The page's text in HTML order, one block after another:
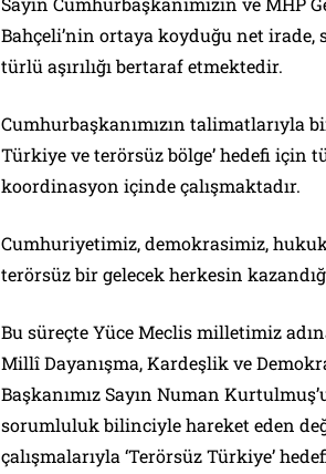
Bahçeli’nin ortaya koyduğu net irade,
türlü aşırılığı bertaraf etmektedir.
Cumhurbaşkanımızın talimatlarıyla
Türkiye ve terörsüz bölge’ hedefi için
koordinasyon içinde çalışmaktadır.
Cumhuriyetimiz, demokrasimiz,
terörsüz bir gelecek herkesin
Bu süreçte Yüce Meclis milletimiz
Millî Dayanışma, Kardeşlik ve
Başkanımız Sayın Numan
sorumluluk bilinciyle hareket eden
çalışmalarıyla ‘Terörsüz Türkiye’